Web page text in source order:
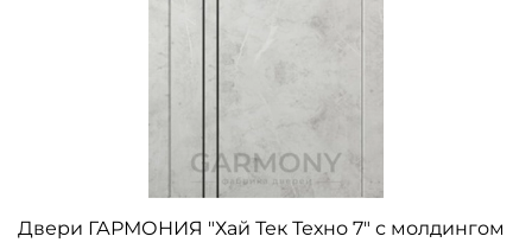
Двери ГАРМОНИЯ "Хай Тек Техно 7" с молдингом